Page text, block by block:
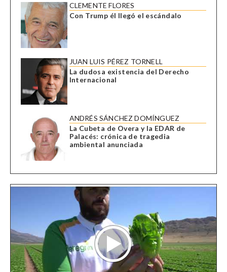
CLEMENTE FLORES
Con Trump él llegó el escándalo
JUAN LUIS PÉREZ TORNELL
La dudosa existencia del Derecho
Internacional
ANDRÉS SÁNCHEZ DOMÍNGUEZ
La Cubeta de Overa y la EDAR de
Palacés: crónica de tragedia
ambiental anunciada